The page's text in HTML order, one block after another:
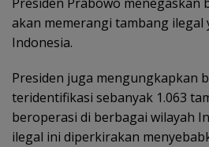
akan memerangi tambang ilegal
Indonesia.
Presiden juga mengungkapkan
teridentifikasi sebanyak 1.063
beroperasi di berbagai wilayah
ilegal ini diperkirakan